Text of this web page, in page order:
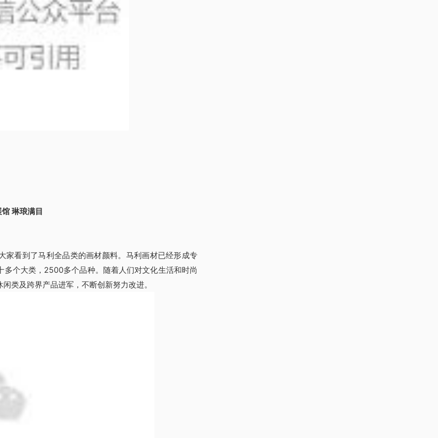
琳琅满目
家看到了马利全品类的画材颜料。马利画材已经形成专
个大类，2500多个品种。随着人们对文化生活和时尚
类及跨界产品进军，不断创新努力改进。